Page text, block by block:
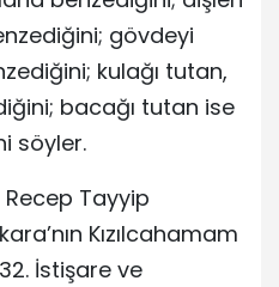
gövdeyi
kulağı tutan,
bacağı tutan ise
söyler.
Recep Tayyip
Kızılcahamam
İstişare ve